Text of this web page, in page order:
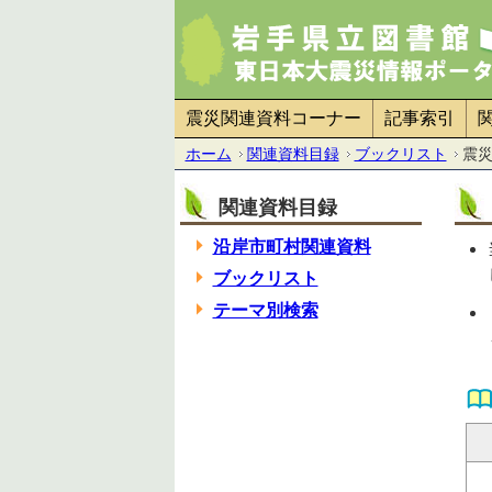
震災関連資料コーナー 記事索引
ホーム 関連資料目録 ブックリスト 震
関連資料目録
沿岸市町村関連資料
ブックリスト
テーマ別検索